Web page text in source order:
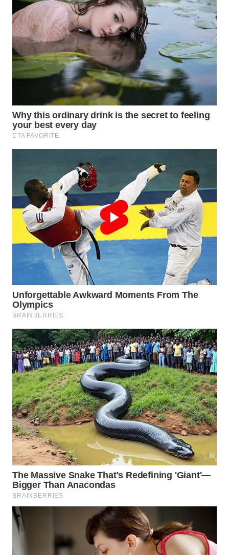
WN
PRIANGAN
TIMUR
WN
SEMARANG
WN
SOLO
WN
MADURA
WN
SURABAYA
WN
NATUNA
WN
BINTAN
WN
MANDALIKA
WN
LIKUPANG
WN
LABUANBAJO
WN
BORNEO
Wahana
Media
Group
WAHANA